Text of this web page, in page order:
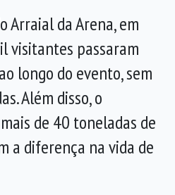
Arraial da Arena, em
visitantes passaram
longo do evento, sem
Além disso, o
de 40 toneladas de
a diferença na vida de